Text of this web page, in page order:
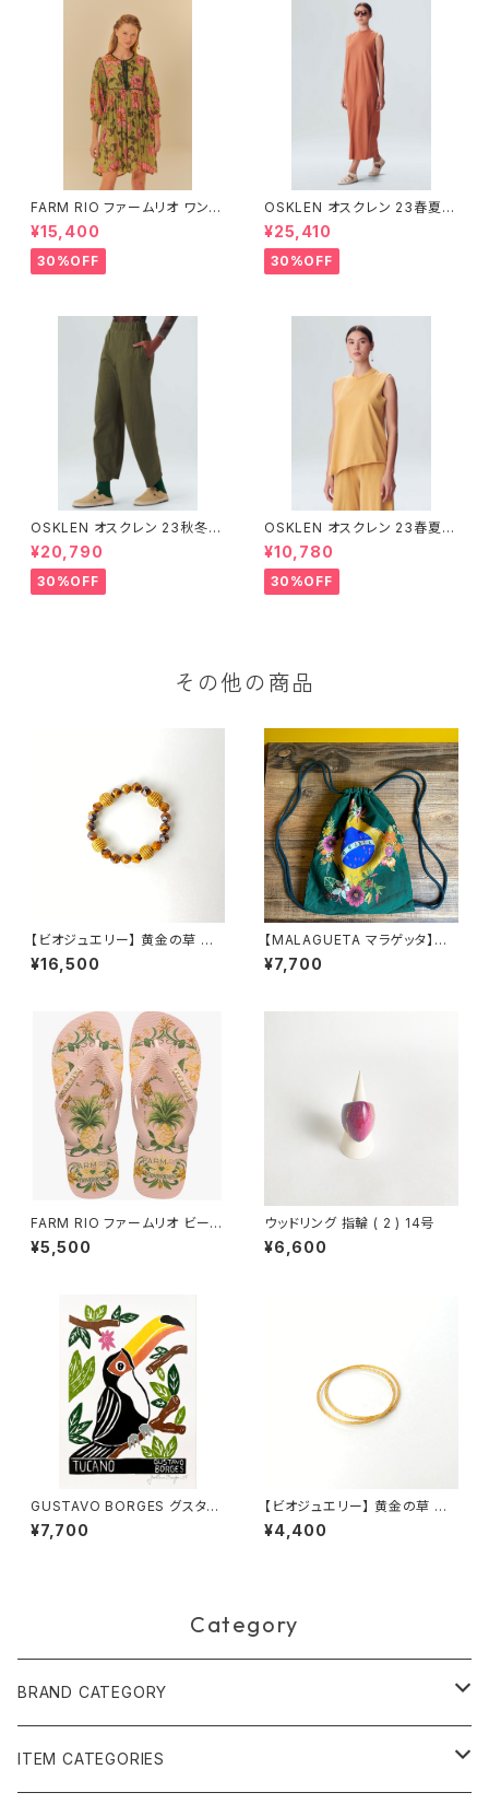
FARM RIO ファームリオ ワンピ
ース Aurora Floral
¥15,400
30%OFF
OSKLEN オスクレン 23春夏
ワンピース 1088-67330
¥25,410
30%OFF
OSKLEN オスクレン 23秋冬
ボトムス 1041-66127
¥20,790
30%OFF
OSKLEN オスクレン 23春夏 ト
ップス 1027-67292
¥10,780
30%OFF
その他の商品
【ビオジュエリー】 黄金の草 カッ
ピンドウラード ブレスレット タイ
ガーアイ ブラウン
¥16,500
【MALAGUETA マラゲッタ】ナッ
プサック
¥7,700
FARM RIO ファームリオ ビーチ
サンダル Havaianas Beleza
de Abacaxi
¥5,500
ウッドリング 指輪 ( 2 ) 14号
¥6,600
GUSTAVO BORGES グスタ
ボ・ボルジェス 木版画 S【トゥッ
カーノ】
¥7,700
【ビオジュエリー】 黄金の草 カッ
ピンドウラード バングル スリム
2本セット S, M, L
¥4,400
Category
BRAND CATEGORY
黄金の草 ビオジュエリー
ITEM CATEGORIES